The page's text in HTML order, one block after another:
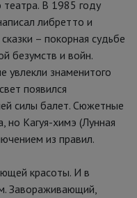
театра. В 1985 году
либретто и
– покорная судьбе
безумств и войн.
увлекли знаменитого
появился
силы балет. Сюжетные
но Кагуя-химэ (Лунная
из правил.
красоты. И в
Завораживающий,